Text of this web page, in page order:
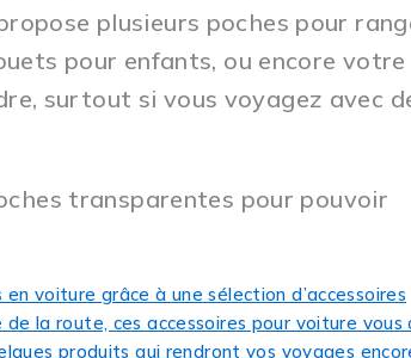
plusieurs poches pour
pour enfants, ou encore votre
surtout si vous voyagez avec
transparentes pour pouvoir